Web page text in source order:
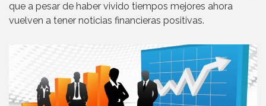
que a pesar de haber vivido tiempos mejores ahora
vuelven a tener noticias financieras positivas.